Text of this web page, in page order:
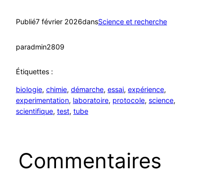
Publié7 février 2026dansScience et recherche
paradmin2809
Étiquettes :
biologie, chimie, démarche, essai, expérience
experimentation, laboratoire, protocole, science
scientifique, test, tube
Commentaires